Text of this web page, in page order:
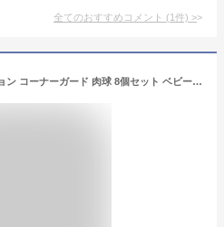
全てのおすすめコメント (1件) >
サムコス コーナークッション コーナーガード 肉球 8個セット ベビーガード 赤ちゃん保護角 ケガ防止 地震対策 家具の角を保護 両面テープ付き